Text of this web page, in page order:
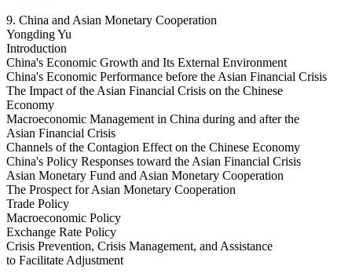
9. China and Asian Monetary Cooperation
Yongding Yu
Introduction
China's Economic Growth and Its External Environment
China's Economic Performance before the Asian Financial Crisis
The Impact of the Asian Financial Crisis on the Chinese
Economy
Macroeconomic Management in China during and after the
Asian Financial Crisis
Channels of the Contagion Effect on the Chinese Economy
China's Policy Responses toward the Asian Financial Crisis
Asian Monetary Fund and Asian Monetary Cooperation
The Prospect for Asian Monetary Cooperation
Trade Policy
Macroeconomic Policy
Exchange Rate Policy
Crisis Prevention, Crisis Management, and Assistance
to Facilitate Adjustment